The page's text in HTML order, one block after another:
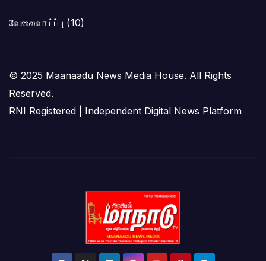
வேலைவாய்ப்பு (10)
© 2025 Maanaadu News Media House. All Rights
Reserved.
RNI Registered | Independent Digital News Platform